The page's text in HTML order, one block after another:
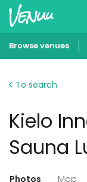
Browse venues
To search
Kielo
Sauna
Photos Map